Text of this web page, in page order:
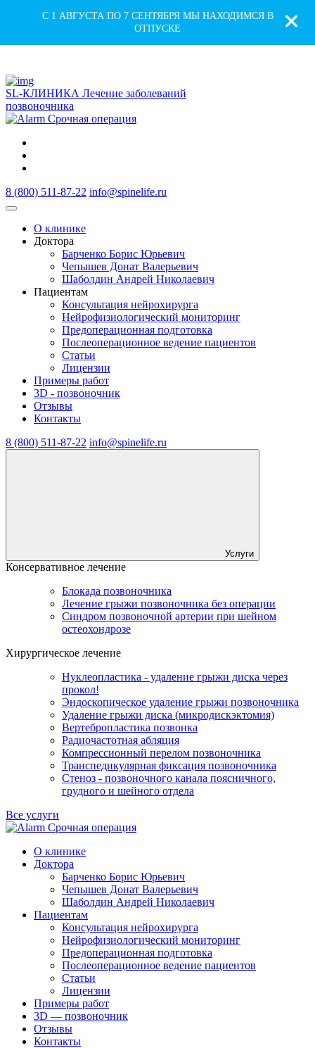
С 1 АВГУСТА ПО 7 СЕНТЯБРЯ МЫ НАХОДИМСЯ В
ОТПУСКЕ
SL-КЛИНИКА Лечение заболеваний
позвоночника
Срочная операция
8 (800) 511-87-22 info@spinelife.ru
О клинике
Доктора
Барченко Борис Юрьевич
Чепышев Донат Валерьевич
Шаболдин Андрей Николаевич
Пациентам
Консультация нейрохирурга
Нейрофизиологический мониторинг
Предоперационная подготовка
Послеоперационное ведение пациентов
Статьи
Лицензии
Примеры работ
3D - позвоночник
Отзывы
Контакты
8 (800) 511-87-22 info@spinelife.ru
Услуги
Консервативное лечение
Блокада позвоночника
Лечение грыжи позвоночника без операции
Синдром позвоночной артерии при шейном
остеохондрозе
Хирургическое лечение
Нуклеопластика - удаление грыжи диска через
прокол!
Эндоскопическое удаление грыжи позвоночника
Удаление грыжи диска (микродискэктомия)
Вертебропластика позвонка
Радиочастотная абляция
Компрессионный перелом позвоночника
Транспедикулярная фиксация позвоночника
Стеноз - позвоночного канала поясничного,
грудного и шейного отдела
Все услуги
Срочная операция
О клинике
Доктора
Барченко Борис Юрьевич
Чепышев Донат Валерьевич
Шаболдин Андрей Николаевич
Пациентам
Консультация нейрохирурга
Нейрофизиологический мониторинг
Предоперационная подготовка
Послеоперационное ведение пациентов
Статьи
Лицензии
Примеры работ
3D — позвоночник
Отзывы
Контакты